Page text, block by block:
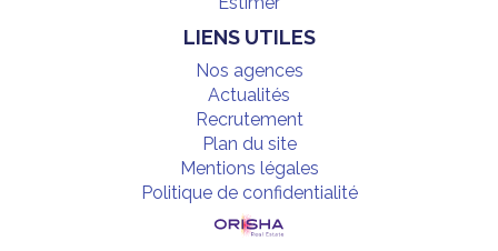
LIENS UTILES
Nos agences
Actualités
Recrutement
Plan du site
Mentions légales
Politique de confidentialité